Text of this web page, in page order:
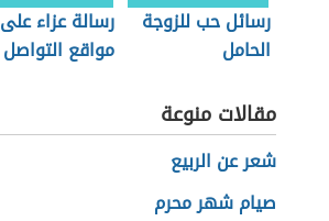
رسائل حب للزوجة
الحامل
رسالة عزاء على
مواقع التواصل
مقالات منوعة
شعر عن الربيع
صيام شهر محرم